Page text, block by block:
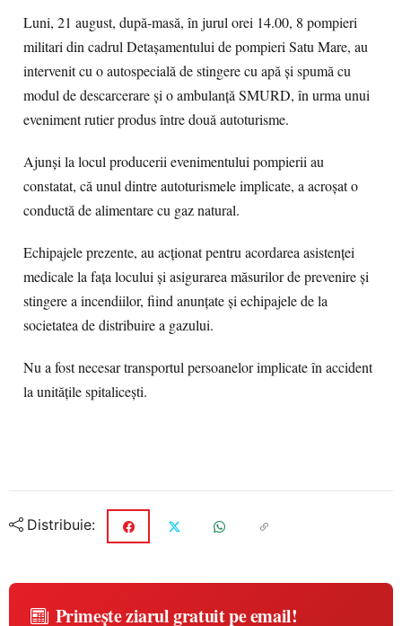
Luni, 21 august, după-masă, în jurul orei 14.00, 8 pompieri
militari din cadrul Detașamentului de pompieri Satu Mare, au
intervenit cu o autospecială de stingere cu apă și spumă cu
modul de descarcerare și o ambulanță SMURD, în urma unui
eveniment rutier produs între două autoturisme.
Ajunși la locul producerii evenimentului pompierii au
constatat, că unul dintre autoturismele implicate, a acroșat o
conductă de alimentare cu gaz natural.
Echipajele prezente, au acționat pentru acordarea asistenței
medicale la fața locului și asigurarea măsurilor de prevenire și
stingere a incendiilor, fiind anunțate și echipajele de la
societatea de distribuire a gazului.
Nu a fost necesar transportul persoanelor implicate în accident
la unitățile spitalicești.
Distribuie:
Primește ziarul gratuit pe email!